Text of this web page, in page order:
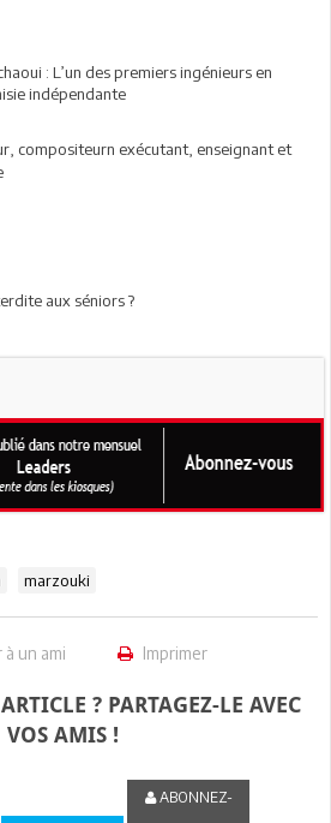
: L’un des premiers ingénieurs en
indépendante
compositeurn exécutant, enseignant et
aux séniors ?
marzouki
à un ami Imprimer
? PARTAGEZ-LE AVEC
VOS AMIS !
ABONNEZ-